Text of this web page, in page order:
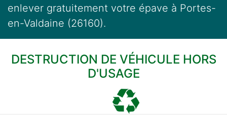
enlever gratuitement votre épave à Portes-
en-Valdaine (26160).
DESTRUCTION DE VÉHICULE HORS
D'USAGE